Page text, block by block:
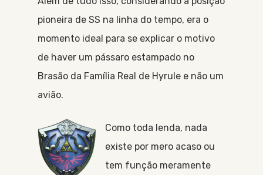
pioneira de SS na linha do tempo, era o
momento ideal para se explicar o motivo
de haver um pássaro estampado no
Brasão da Família Real de Hyrule e não um
avião.
Como toda lenda, nada
existe por mero acaso ou
tem função meramente